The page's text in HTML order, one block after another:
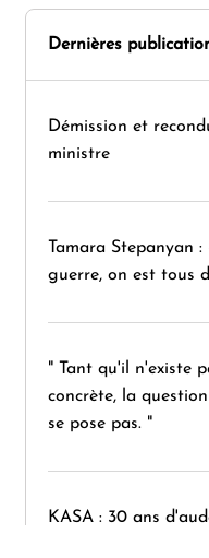
Dernières
Démission et
ministre
Tamara Stepanyan
guerre, on est tous
" Tant qu'il n'existe
concrète, la
se pose pas. "
KASA : 30 ans